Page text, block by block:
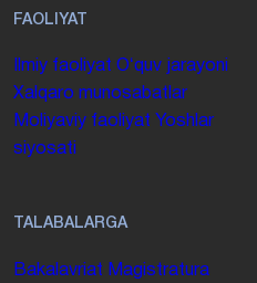
FAOLIYAT
Ilmiy faoliyat Oʻquv jarayoni
Xalqaro munosabatlar
Moliyaviy faoliyat Yoshlar
siyosati
TALABALARGA
Bakalavriat Magistratura